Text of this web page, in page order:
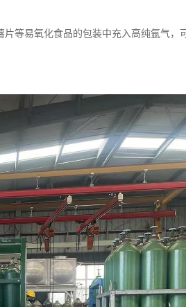
等易氧化食品的包装中充入高纯氩气，可